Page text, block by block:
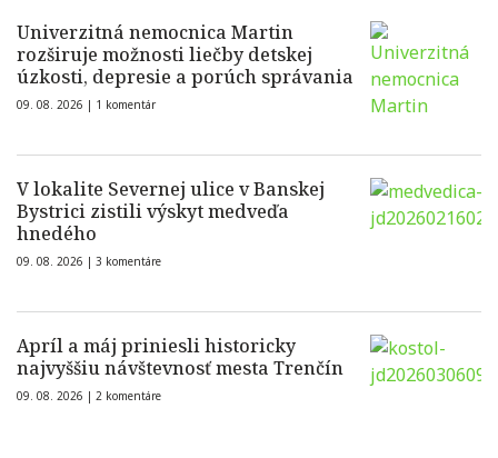
Univerzitná nemocnica Martin
rozširuje možnosti liečby detskej
úzkosti, depresie a porúch správania
09. 08. 2026 | 1 komentár
V lokalite Severnej ulice v Banskej
Bystrici zistili výskyt medveďa
hnedého
09. 08. 2026 | 3 komentáre
Apríl a máj priniesli historicky
najvyššiu návštevnosť mesta Trenčín
09. 08. 2026 | 2 komentáre